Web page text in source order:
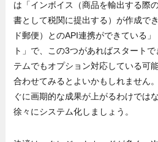
は「インボイス（商品を輸出する際
書として税関に提出する）が作成で
ド郵便）とのAPI連携ができている
ト」で、この3つがあればスタート
テムでもオプション対応している可
合わせてみるとよいかもしれません
ぐに画期的な成果が上がるわけでは
徐々にシステム化しましょう。